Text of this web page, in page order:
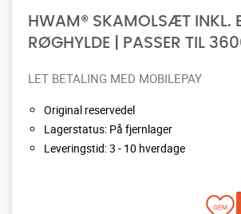
HWAM® SKAMOLSÆT INKL.
RØGHYLDE | PASSER TIL
LET BETALING MED MOBILEPAY
Original reservedel
Lagerstatus: På fjernlager
Leveringstid: 3 - 10 hverdage